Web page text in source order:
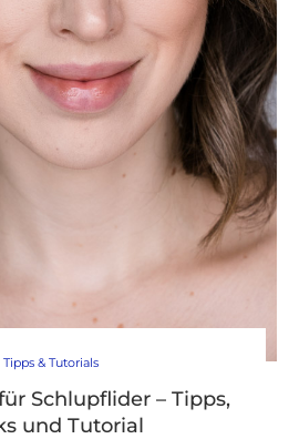
Tipps & Tutorials
Schlupflider – Tipps,
und Tutorial